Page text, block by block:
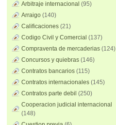
Arbitraje internacional (95)
Arraigo (140)
Calificaciones (21)
Codigo Civil y Comercial (137)
Compraventa de mercaderias (124)
Concursos y quiebras (146)
Contratos bancarios (115)
Contratos internacionales (145)
Contratos parte debil (250)
Cooperacion judicial internacional
(148)